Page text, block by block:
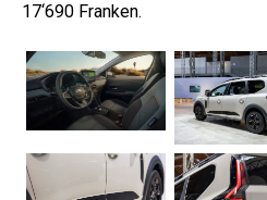
17‘690 Franken.